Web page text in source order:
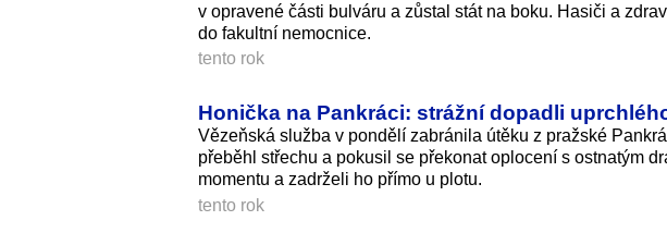
v opravené části bulváru a zůstal stát na boku. Hasiči a
do fakultní nemocnice.
tento rok
Honička na Pankráci: strážní dopadli
Vězeňská služba v pondělí zabránila útěku z pražské
přeběhl střechu a pokusil se překonat oplocení s ostnatým
momentu a zadrželi ho přímo u plotu.
tento rok